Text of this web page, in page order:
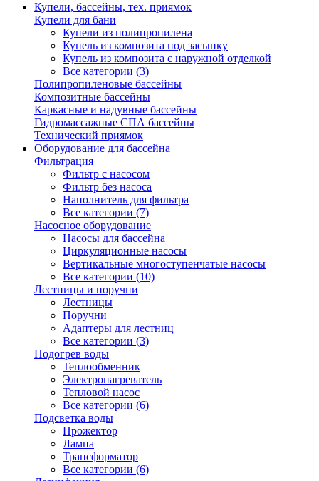
Купели, бассейны, тех. приямок
Купели для бани
Купели из полипропилена
Купель из композита под засыпку
Купель из композита с наружной отделкой
Все категории (3)
Полипропиленовые бассейны
Композитные бассейны
Каркасные и надувные бассейны
Гидромассажные СПА бассейны
Технический приямок
Оборудование для бассейна
Фильтрация
Фильтр с насосом
Фильтр без насоса
Наполнитель для фильтра
Все категории (7)
Насосное оборудование
Насосы для бассейна
Циркуляционные насосы
Вертикальные многоступенчатые насосы
Все категории (10)
Лестницы и поручни
Лестницы
Поручни
Адаптеры для лестниц
Все категории (3)
Подогрев воды
Теплообменник
Электронагреватель
Тепловой насос
Все категории (6)
Подсветка воды
Прожектор
Лампа
Трансформатор
Все категории (6)